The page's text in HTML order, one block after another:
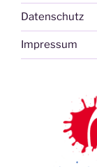
Datenschutz
Impressum